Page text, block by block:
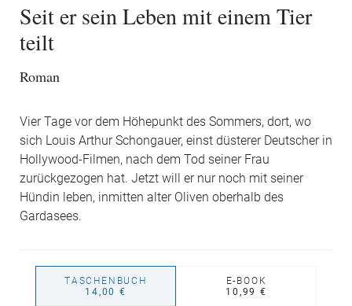
Seit er sein Leben mit einem Tier
teilt
Roman
Vier Tage vor dem Höhepunkt des Sommers, dort, wo
sich Louis Arthur Schongauer, einst düsterer Deutscher in
Hollywood-Filmen, nach dem Tod seiner Frau
zurückgezogen hat. Jetzt will er nur noch mit seiner
Hündin leben, inmitten alter Oliven oberhalb des
Gardasees.
TASCHENBUCH
14,00 €
E-BOOK
10,99 €